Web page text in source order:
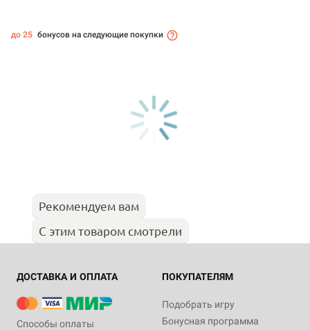
до 25 бонусов на следующие покупки
Рекомендуем вам
С этим товаром смотрели
ДОСТАВКА И ОПЛАТА
Способы оплаты
ПОКУПАТЕЛЯМ
Подобрать игру
Бонусная программа